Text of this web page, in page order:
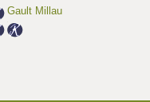
Gault Millau